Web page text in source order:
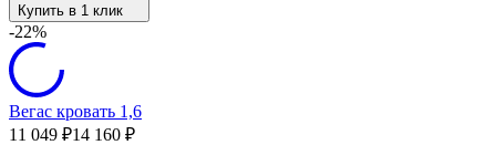
Купить в 1 клик
-22%
Вегас кровать 1,6
11 049 ₽14 160 ₽